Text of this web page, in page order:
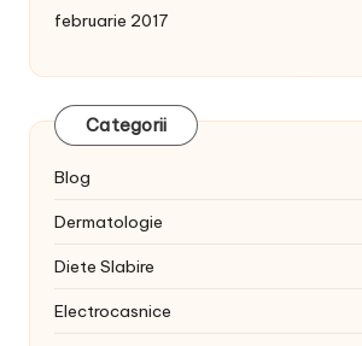
februarie 2017
Categorii
Blog
Dermatologie
Diete Slabire
Electrocasnice